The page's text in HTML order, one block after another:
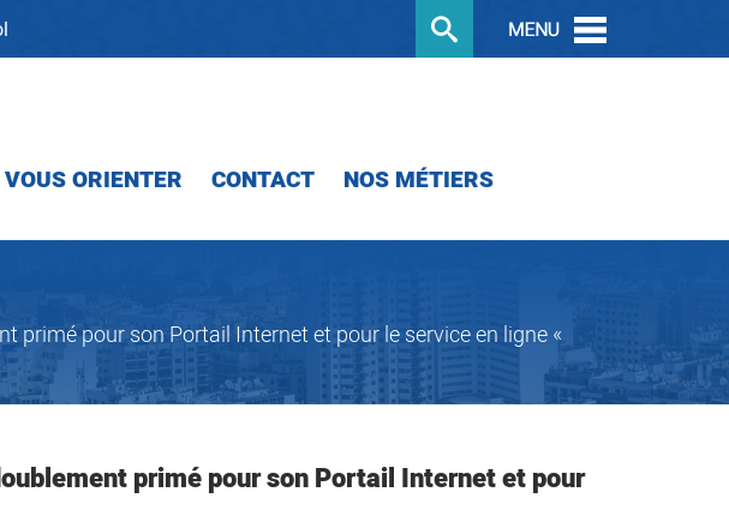
VOUS ORIENTER CONTACT NOS MÉTIERS
primé pour son Portail Internet et pour le service en ligne «
primé pour son Portail Internet et pour